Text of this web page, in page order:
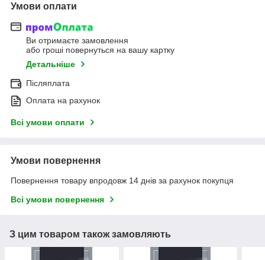
Умови оплати
Ви отримаєте замовлення
або гроші повернуться на вашу картку
Детальніше
Післяплата
Оплата на рахунок
Всі умови оплати
Умови повернення
Повернення товару впродовж 14 днів за рахунок покупця
Всі умови повернення
З цим товаром також замовляють